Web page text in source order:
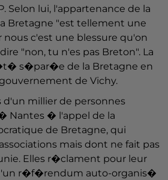
Selon lui, l'appartenance de la
Bretagne "est tellement une
c'est une blessure qu'on
"non, tu n'es pas Breton". La
s�par�e de la Bretagne en
de Vichy.
d'un millier de personnes
Nantes � l'appel de la
de Bretagne, qui
mais dont ne fait pas
Elles r�clament pour leur
r�f�rendum auto-organis�